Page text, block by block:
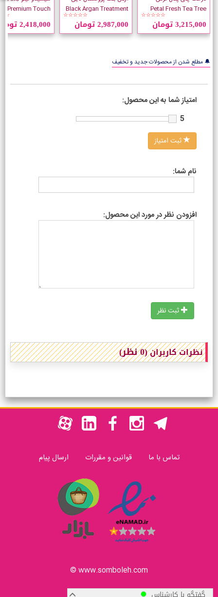
Petal Fresh Tea Tree
☆☆☆☆☆
3,215,000 تومان
Black Argan Treatment
☆☆☆☆☆
2,987,000 تومان 2,418,000 تومان
🔔 مطلع شدن از محصولات جدید و تخفیف
امتیاز شما به این محصول:
5
ثبت امتیاز
نام شما:
افزودن نظر در مورد این محصول:
ثبت نظر
نظرات کاربران(0 نظر)
تماس با ما قوانین و مقررات ارسال پیام
www.somboleh.com ©